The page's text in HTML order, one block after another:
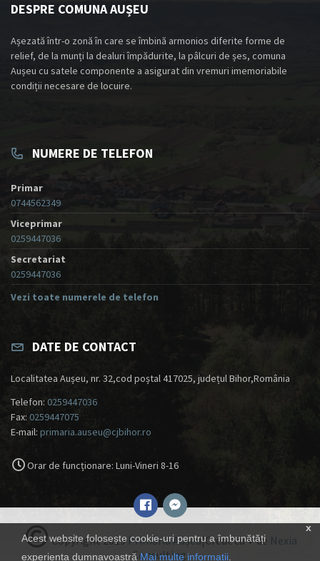
x
Acest website folosește cookie-uri pentru a îmbunătăți
experiența dumnavoastrăMai multe informații
DESPRE COMUNA AUȘEU
Așezată într-o zonă în care se îmbină armonios diferite forme de
relief, de la munți la dealuri împădurite, la pâlcuri de șes, comuna
Aușeu cu satele componente a asigurat din vremuri imemoriabile
condiții necesare de locuire.
NUMERE DE TELEFON
Primar
0744562349
Viceprimar
0259447036
Secretariat
0259447036
Vezi toate numerele de telefon
DATE DE CONTACT
Localitatea Aușeu, nr. 32,cod poștal 417025, județul Bihor,România
Telefon: 0259447036
Fax: 0259447075
E-mail: primaria.auseu@cjbihor.ro
Orar de funcționare: Luni-Vineri 8-16
Copyright 2019 Primăria Aușeu|Creat cu ♥ de Nexia
Consulting.